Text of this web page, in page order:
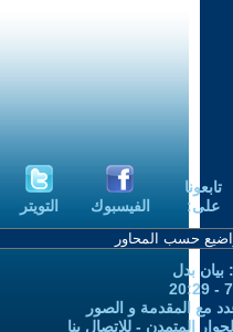
تابعونا
على:
الفيسبوك التويتر
بيان بدل
مع المقدمة و الصور
المتمدن - للإتصال بنا